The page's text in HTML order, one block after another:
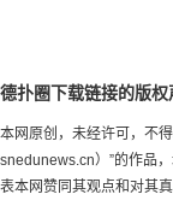
德扑圈下载链接的版权
本网原创，未经许可，不
snedunews.cn）”的作品
表本网赞同其观点和对其